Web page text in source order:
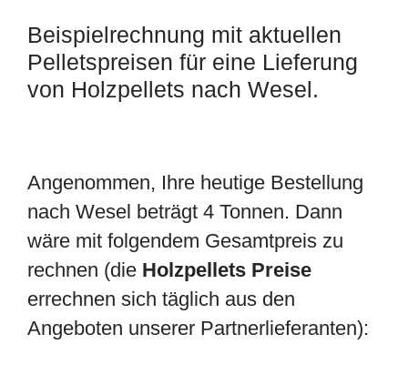
Beispielrechnung mit aktuellen
Pelletspreisen für eine Lieferung
von Holzpellets nach Wesel.
Angenommen, Ihre heutige Bestellung
nach Wesel beträgt 4 Tonnen. Dann
wäre mit folgendem Gesamtpreis zu
rechnen (die Holzpellets Preise
errechnen sich täglich aus den
Angeboten unserer Partnerlieferanten):